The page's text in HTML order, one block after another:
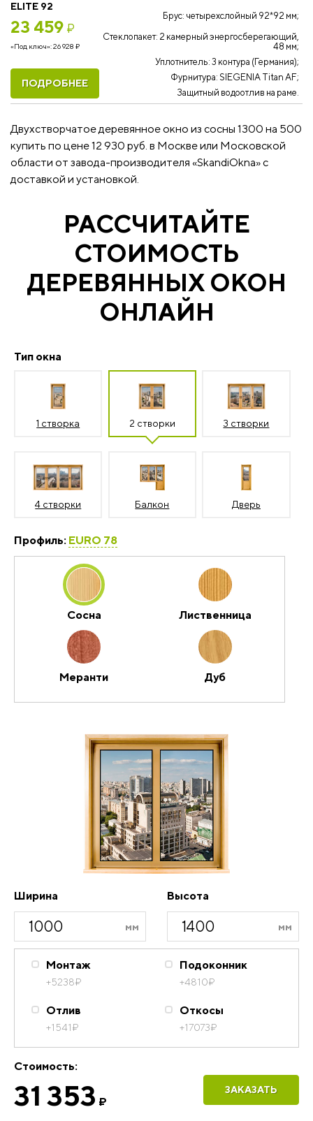
ELITE 92
23 459 ₽
«Под ключ»:26 928 ₽
Брус: четырехслойный 92*92 мм;
Стеклопакет: 2 камерный энергосберегающий,
48 мм;
Уплотнитель: 3 контура (Германия);
Фурнитура: SIEGENIA Titan AF;
Защитный водоотлив на раме.
ПОДРОБНЕЕ
Двухстворчатое деревянное окно из сосны 1300 на 500
купить по цене 12 930 руб. в Москве или Московской
области от завода-производителя «SkandiOkna» с
доставкой и установкой.
РАССЧИТАЙТЕ
СТОИМОСТЬ
ДЕРЕВЯННЫХ ОКОН
ОНЛАЙН
Тип окна
1 створка 2 створки 3 створки
4 створки Балкон Дверь
Профиль: EURO 78
Сосна Лиственница
Меранти Дуб
Ширина Высота
Монтаж
+5238₽
Подоконник
+4810₽
Отлив
+1541₽
Откосы
+17073₽
Стоимость:
31 353 ₽
ЗАКАЗАТЬ